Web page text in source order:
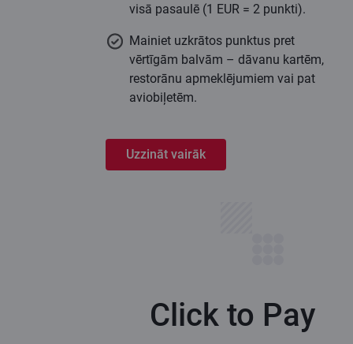
visā pasaulē (1 EUR = 2 punkti).
Mainiet uzkrātos punktus pret
vērtīgām balvām – dāvanu kartēm,
restorānu apmeklējumiem vai pat
aviobiļetēm.
Uzzināt vairāk
Click to Pay